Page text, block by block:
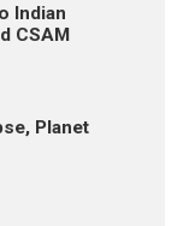
Indian
CSAM
Planet